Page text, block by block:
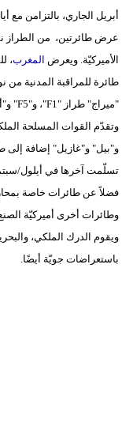
أبريل الجاري، بالتزامن
عرض طائرتين، من الطراز
الأميركيّة. ويعرض المغرب،
"ميراج" طراز "F1"، و"F5" و"ألفا جيت".
وتقدّم القوات المسلحة
و"بيل" و"غازيل" إضافة إلى
تسلّمت آخرها في أيلول/سبتمبر 2012، ومن بين خمسة نماذج
فضلاً عن طائرات خاصة
وطائرات أخرى أميركيّة
ويقوم الدرك الملكي،
باستعراضات جويّة أيضًا.